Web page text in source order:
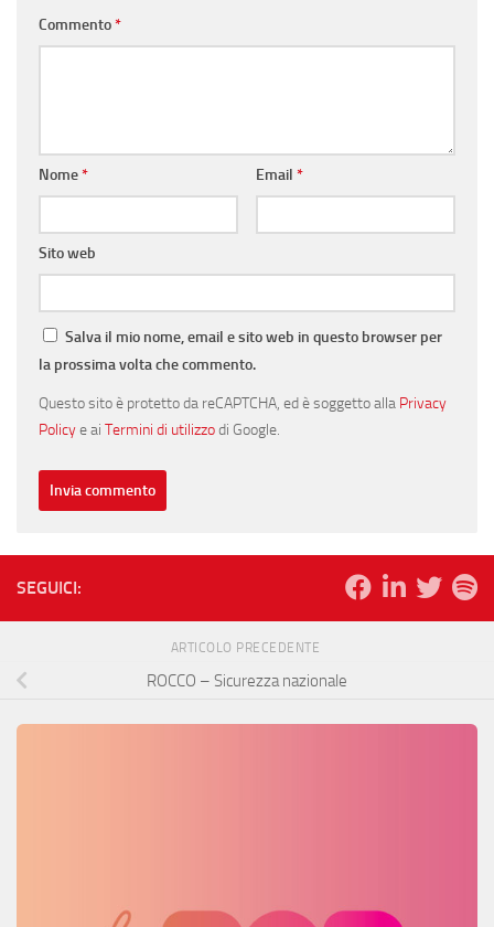
Commento*
Nome* Email *
Sito web
Salva il mio nome, email e sito web in questo browser per
la prossima volta che commento.
Questo sito è protetto da reCAPTCHA, ed è soggetto alla Privacy
Policye ai Termini di utilizzodi Google.
SEGUICI:
ARTICOLO PRECEDENTE
ROCCO – Sicurezza nazionale